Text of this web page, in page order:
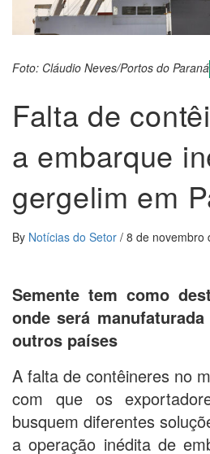
Foto: Cláudio Neves/Portos do Paraná
Falta de
a embarque
gergelim em
By Notícias do Setor / 8 de novembro
Semente tem como
onde será
outros países
A falta de contêineres no
com que os
busquem diferentes
a operação inédita de